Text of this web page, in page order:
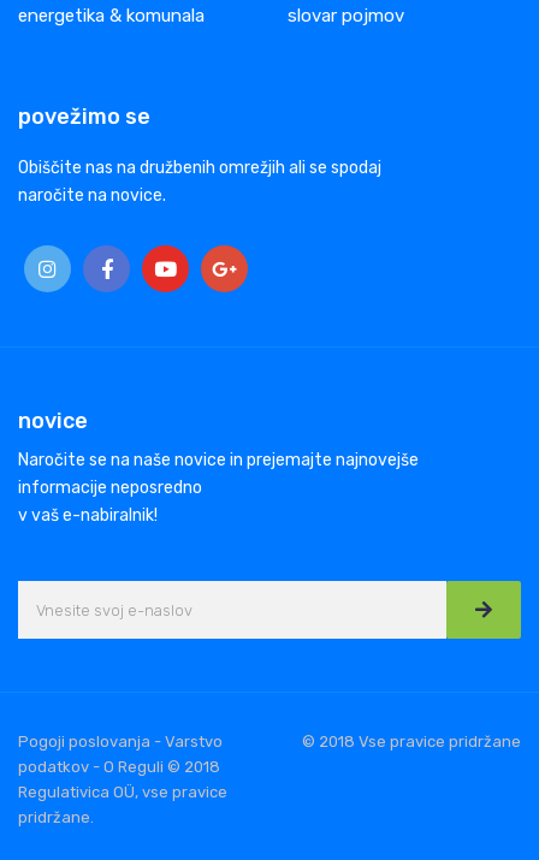
energetika & komunala
slovar pojmov
povežimo se
Obiščite nas na družbenih omrežjih ali se spodaj
naročite na novice.
novice
Naročite se na naše novice in prejemajte najnovejše
informacije neposredno
v vaš e-nabiralnik!
Pogoji poslovanja - Varstvo
podatkov - O Reguli © 2018
Regulativica OÜ, vse pravice
pridržane.
© 2018 Vse pravice pridržane